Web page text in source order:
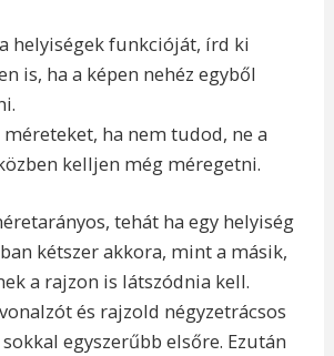
helyiségek funkcióját, írd ki
is, ha a képen nehéz egyből
méreteket, ha nem tudod, ne a
kelljen még méregetni.
tehát ha egy helyiség
kétszer akkora, mint a másik,
a rajzon is látszódnia kell.
és rajzold négyzetrácsos
egyszerűbb elsőre. Ezután